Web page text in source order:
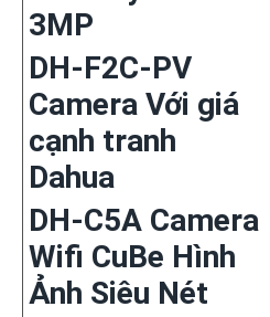
3MP
DH-F2C-PV
Camera Với giá
cạnh tranh
Dahua
DH-C5A Camera
Wifi CuBe Hình
Ảnh Siêu Nét